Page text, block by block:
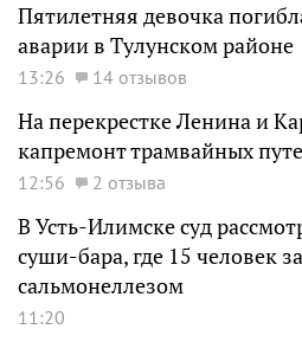
Пятилетняя девочка
аварии в Тулунском районе
13:26 14 отзывов
На перекрестке Ленина и
капремонт трамвайных
12:56 2 отзыва
В Усть-Илимске суд
суши-бара, где 15 человек
сальмонеллезом
11:20